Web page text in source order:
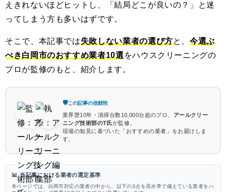
えきれないほどヒットし、「結局どこが良いの？」と迷
ってしまう方も多いはずです。
そこで、本記事では失敗しない業者の選び方と、今選ぶ
べき白岡市のおすすめ業者10選 をハウスクリーニングの
プロが監修のもと、紹介します。
🛡️この記事の信頼性
業界歴10年・清掃台数10,000台超のプロ、
アールクリー
ニング技術部のT氏が監修。
現場の知見に基づいた「おすすめの業者」をお届けしま
す。
当記事における業者の選定基準
本ページでは、白岡市対応の業者の中から、以下の3点を高水準で備えている業者をハ